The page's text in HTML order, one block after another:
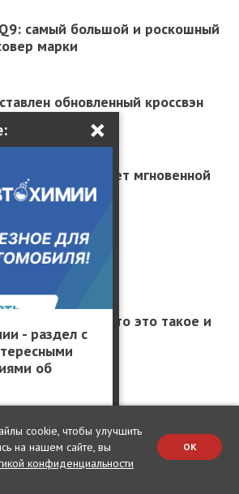
×
- раздел с
об
самый большой и роскошный
марки
обновленный кроссвэн
раскрыли секрет мгновенной
между людьми
в ДТП
на автомойке: что это такое и
его применять
cookie, чтобы улучшить
на нашем сайте, вы
конфиденциальности
OK